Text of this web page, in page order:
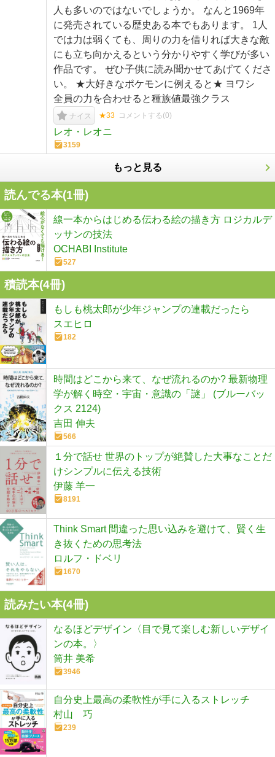
人も多いのではないでしょうか。 なんと1969年
に発売されている歴史ある本でもあります。 1人
では力は弱くても、周りの力を借りれば大きな敵
にも立ち向かえるという分かりやすく学びが多い
作品です。 ぜひ子供に読み聞かせてあげてくださ
い。 ★大好きなポケモンに例えると★ ヨワシ
全員の力を合わせると種族値最強クラス
ナイス ★33 コメントする(0)
レオ・レオニ
3159
もっと見る
読んでる本(1冊)
線一本からはじめる伝わる絵の描き方 ロジカルデ
ッサンの技法
OCHABI Institute
527
積読本(4冊)
もしも桃太郎が少年ジャンプの連載だったら
スエヒロ
182
時間はどこから来て、なぜ流れるのか? 最新物理
学が解く時空・宇宙・意識の「謎」 (ブルーバッ
クス 2124)
吉田 伸夫
566
１分で話せ 世界のトップが絶賛した大事なことだ
けシンプルに伝える技術
伊藤 羊一
8191
Think Smart 間違った思い込みを避けて、賢く生
き抜くための思考法
ロルフ・ドベリ
1670
読みたい本(4冊)
なるほどデザイン〈目で見て楽しむ新しいデザイ
ンの本。〉
筒井 美希
3946
自分史上最高の柔軟性が手に入るストレッチ
村山 巧
239